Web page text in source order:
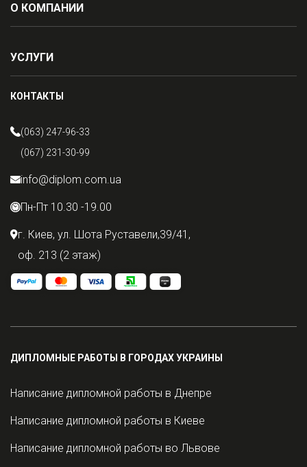
О КОМПАНИИ
УСЛУГИ
КОНТАКТЫ
(063) 247-96-33
(067) 231-30-99
info@diplom.com.ua
Пн-Пт 10.30 -19.00
г. Киев, ул. Шота Руставели,39/41,
оф. 213 (2 этаж)
ДИПЛОМНЫЕ РАБОТЫ В ГОРОДАХ УКРАИНЫ
Написание дипломной работы в Днепре
Написание дипломной работы в Киеве
Написание дипломной работы во Львове